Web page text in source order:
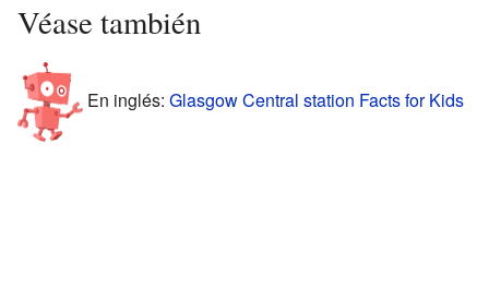
Véase también
En inglés: Glasgow Central station Facts for Kids